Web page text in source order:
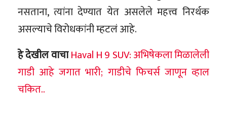
नसताना, त्यांना देण्यात येत असलेले महत्त्व निरर्थक
असल्याचे विरोधकांनी म्हटलं आहे.
हे देखील वाचाHaval H 9 SUV: अभिषेकला मिळालेली
गाडी आहे जगात भारी; गाडीचे फिचर्स जाणून व्हाल
चकित..